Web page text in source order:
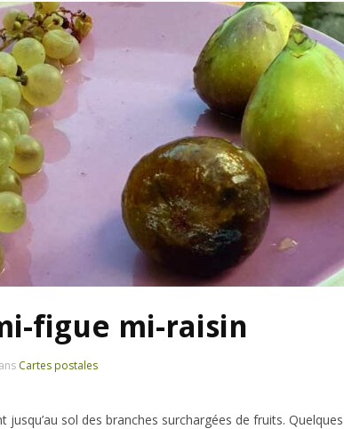
figue mi-raisin
Cartes postales
sol des branches surchargées de fruits. Quelques